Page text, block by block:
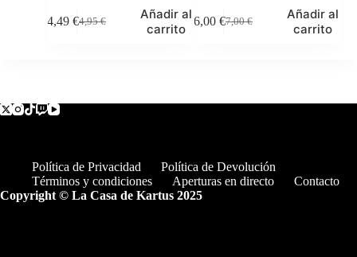
4,95€
El
4,49 €El
Añadir al
carrito
7,00€
El
6,00 €El
Añadir al
carrito
Política de Privacidad
Política de Devolución
Términos y condiciones
Aperturas en directo
Contacto
Copyright © La Casa de Kartus 2025